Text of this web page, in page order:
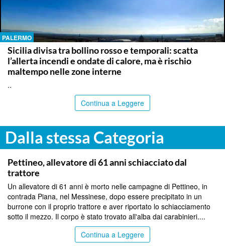
PALERMO
Sicilia divisa tra bollino rosso e temporali: scatta
l’allerta incendi e ondate di calore, ma è rischio
maltempo nelle zone interne
..
Continua a Leggere
Dalla stessa Categoria
MESSINA
Pettineo, allevatore di 61 anni schiacciato dal
trattore
Un allevatore di 61 anni è morto nelle campagne di Pettineo, in
contrada Piana, nel Messinese, dopo essere precipitato in un
burrone con il proprio trattore e aver riportato lo schiacciamento
sotto il mezzo. Il corpo è stato trovato all'alba dai carabinieri....
Continua a Leggere